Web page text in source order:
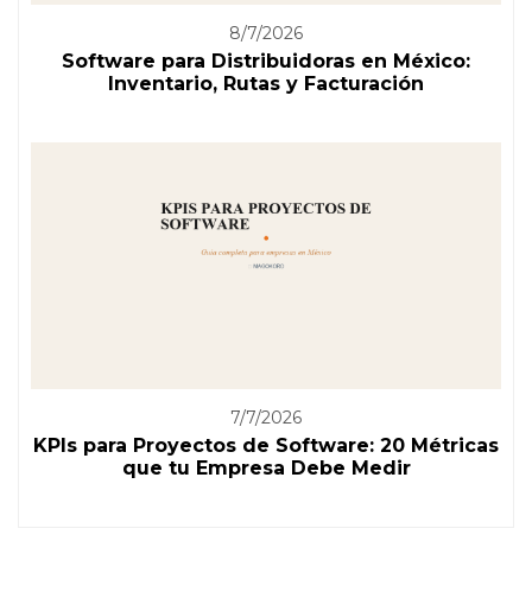
8/7/2026
Software para Distribuidoras en México:
Inventario, Rutas y Facturación
7/7/2026
KPIs para Proyectos de Software: 20 Métricas
que tu Empresa Debe Medir